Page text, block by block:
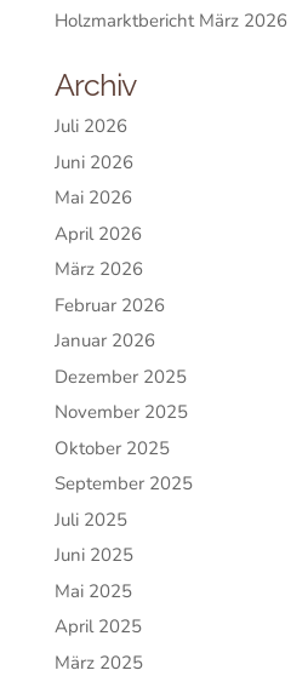
Holzmarktbericht März 2026
Archiv
Juli 2026
Juni 2026
Mai 2026
April 2026
März 2026
Februar 2026
Januar 2026
Dezember 2025
November 2025
Oktober 2025
September 2025
Juli 2025
Juni 2025
Mai 2025
April 2025
März 2025